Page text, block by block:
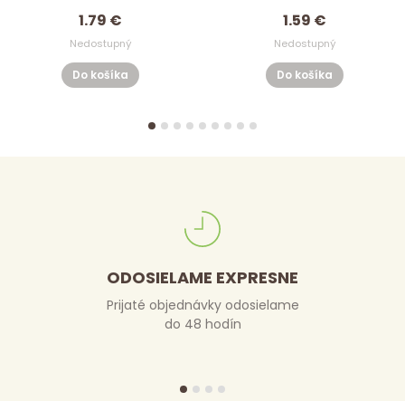
1.79 €
Nedostupný
Do košíka
1.59 €
Nedostupný
Do košíka
ODOSIELAME EXPRESNE
Prijaté objednávky odosielame
do 48 hodín